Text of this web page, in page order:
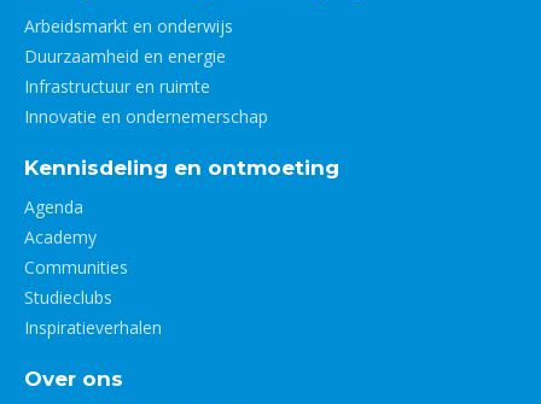
Arbeidsmarkt en onderwijs
Duurzaamheid en energie
Infrastructuur en ruimte
Innovatie en ondernemerschap
Kennisdeling en ontmoeting
Agenda
Academy
Communities
Studieclubs
Inspiratieverhalen
Over ons